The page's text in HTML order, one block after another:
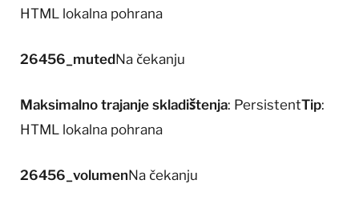
HTML lokalna pohrana
26456_mutedNa čekanju
Maksimalno trajanje skladištenja: PersistentTip:
HTML lokalna pohrana
26456_volumenNa čekanju